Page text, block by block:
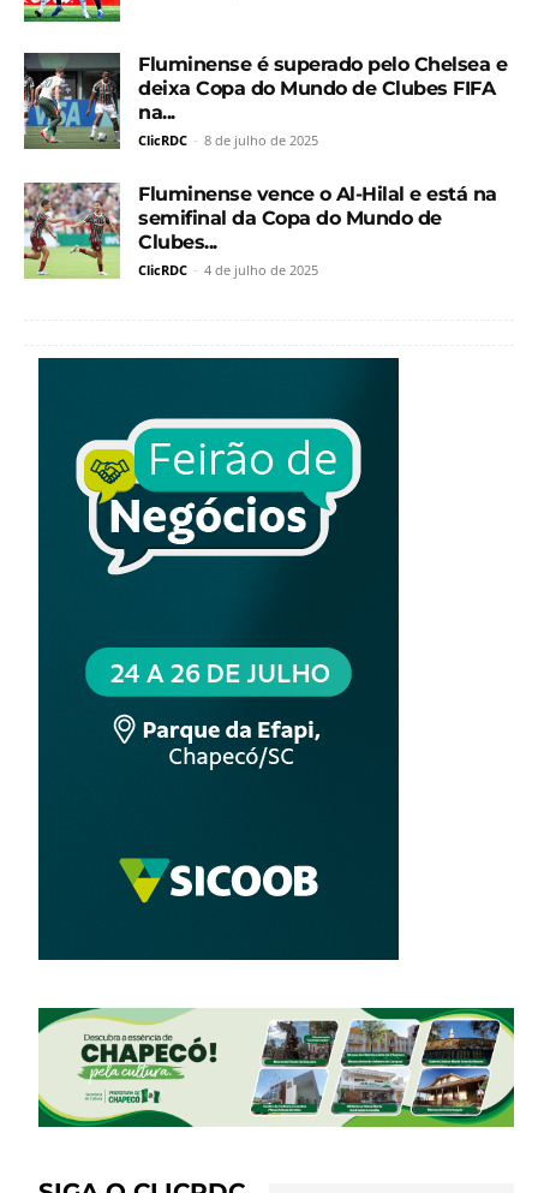
Fluminense é superado pelo Chelsea e
deixa Copa do Mundo de Clubes FIFA
na...
ClicRDC - 8 de julho de 2025
Fluminense vence o Al-Hilal e está na
semifinal da Copa do Mundo de
Clubes...
ClicRDC - 4 de julho de 2025